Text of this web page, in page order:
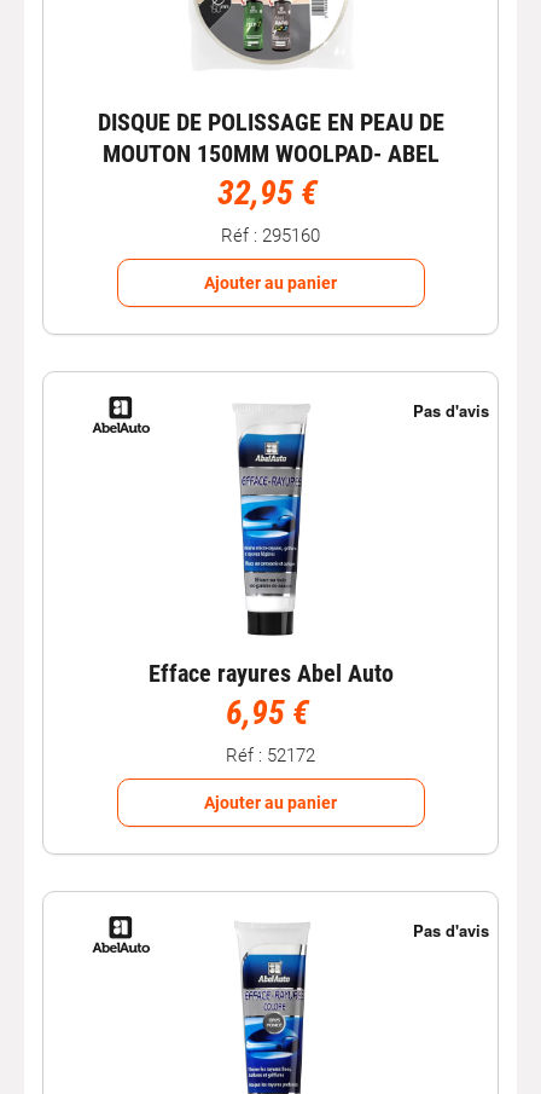
DISQUE DE POLISSAGE EN PEAU DE
MOUTON 150MM WOOLPAD- ABEL
32,95 €
Réf : 295160
Ajouter au panier
Efface rayures Abel Auto
6,95 €
Réf : 52172
Ajouter au panier